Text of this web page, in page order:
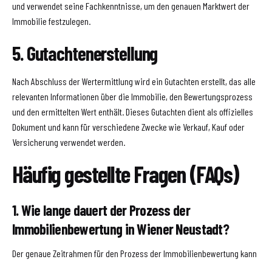
und verwendet seine Fachkenntnisse, um den genauen Marktwert der
Immobilie festzulegen.
5. Gutachtenerstellung
Nach Abschluss der Wertermittlung wird ein Gutachten erstellt, das alle
relevanten Informationen über die Immobilie, den Bewertungsprozess
und den ermittelten Wert enthält. Dieses Gutachten dient als offizielles
Dokument und kann für verschiedene Zwecke wie Verkauf, Kauf oder
Versicherung verwendet werden.
Häufig gestellte Fragen (FAQs)
1. Wie lange dauert der Prozess der
Immobilienbewertung in Wiener Neustadt?
Der genaue Zeitrahmen für den Prozess der Immobilienbewertung kann